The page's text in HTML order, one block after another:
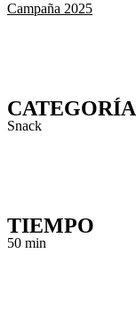
Campaña 2025
CATEGORÍA
Snack
TIEMPO
50 min